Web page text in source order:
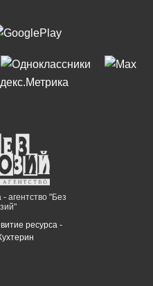
агентство "Без
ресурса -